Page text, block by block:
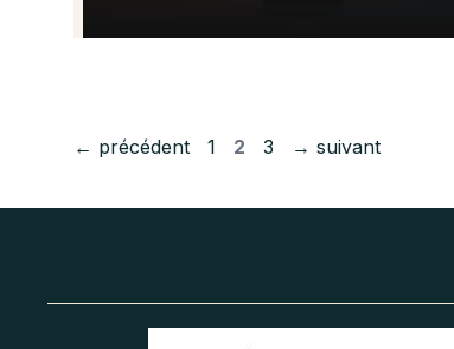
← précédent Page
1 Page
2 Page
3 → suivant